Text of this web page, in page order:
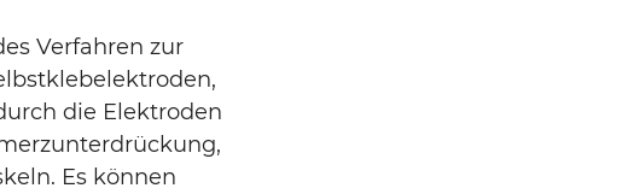
Verfahren zur
die Elektroden
Es können